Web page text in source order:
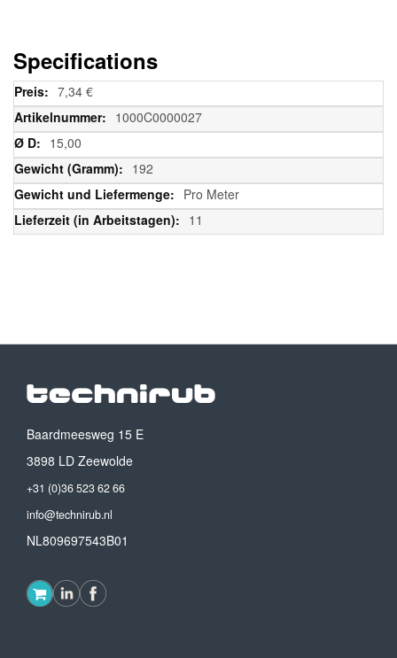
Specifications
Weitere
Informationen
7,34 €
1000C0000027
15,00
192
Pro Meter
11
Baardmeesweg 15 E
3898 LD Zeewolde
+31 (0)36 523 62 66
info@technirub.nl
NL809697543B01